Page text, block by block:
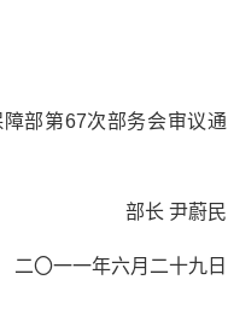
部第67次部务会审议通
部长 尹蔚民
二〇一一年六月二十九日